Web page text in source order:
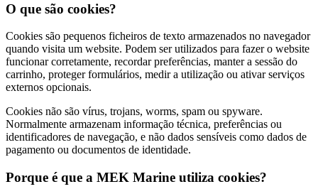
O que são cookies?
Cookies são pequenos ficheiros de texto armazenados no navegador
quando visita um website. Podem ser utilizados para fazer o website
funcionar corretamente, recordar preferências, manter a sessão do
carrinho, proteger formulários, medir a utilização ou ativar serviços
externos opcionais.
Cookies não são vírus, trojans, worms, spam ou spyware.
Normalmente armazenam informação técnica, preferências ou
identificadores de navegação, e não dados sensíveis como dados de
pagamento ou documentos de identidade.
Porque é que a MEK Marine utiliza cookies?